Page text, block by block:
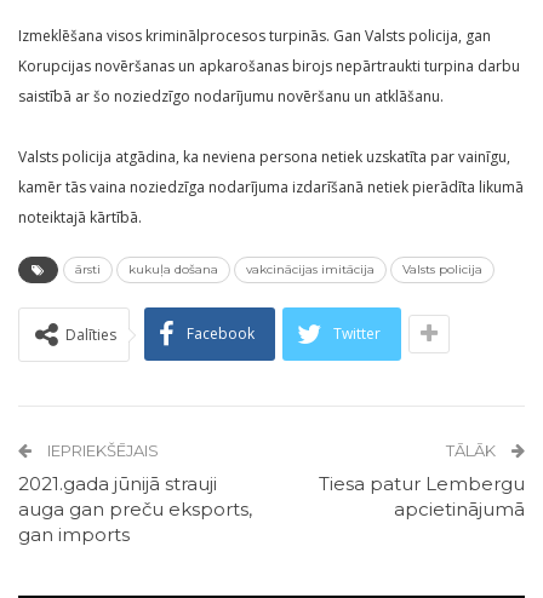
Izmeklēšana visos kriminālprocesos turpinās. Gan Valsts policija, gan
Korupcijas novēršanas un apkarošanas birojs nepārtraukti turpina darbu
saistībā ar šo noziedzīgo nodarījumu novēršanu un atklāšanu.
Valsts policija atgādina, ka neviena persona netiek uzskatīta par vainīgu,
kamēr tās vaina noziedzīga nodarījuma izdarīšanā netiek pierādīta likumā
noteiktajā kārtībā.
ārsti kukuļa došana vakcinācijas imitācija Valsts policija
Dalīties Facebook Twitter
IEPRIEKŠĒJAIS
2021.gada jūnijā strauji
auga gan preču eksports,
gan imports
TĀLĀK
Tiesa patur Lembergu
apcietinājumā